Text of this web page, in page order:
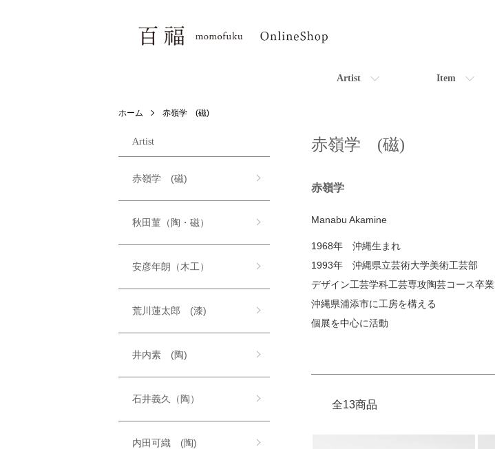
Artist Item
ホーム 赤嶺学 (磁)
赤嶺学 (磁)
赤嶺学
Manabu Akamine
1968年 沖縄生まれ
1993年 沖縄県立芸術大学美術工芸部
デザイン工芸学科工芸専攻陶芸コース卒業
沖縄県浦添市に工房を構える
個展を中心に活動
全13商品
Artist
赤嶺学 (磁)
秋田菫（陶・磁）
安彦年朗（木工）
荒川蓮太郎 (漆)
井内素 (陶)
石井義久（陶）
内田可織 (陶)